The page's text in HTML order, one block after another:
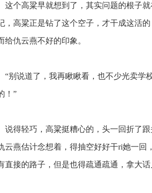
这个高粱早就想到了，其实问题的根子
，高粱正是钻了这个空子，才干成这活
给仇云燕不好的印象。
“别说道了，我再瞅瞅看，也不少光卖学
！”
说得轻巧，高粱挺糟心的，头一回折了跟
云燕估计念想着，得抽空好好干ri她一回
直接的路子，但是也得疏通疏通，拿大话